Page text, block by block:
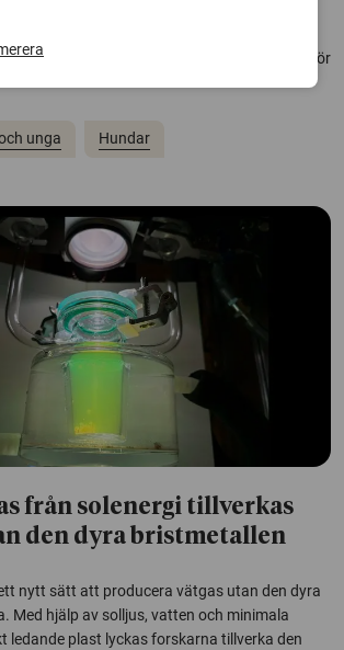
för hundar verkar inte öka den långsiktiga
astma hos barn med astma och
är det förknippat med en något ökad risk för
studie från Karolinska institutet.
unga Hundar
från solenergi tillverkas
den dyra bristmetallen
nytt sätt att producera vätgas utan den dyra
Med hjälp av solljus, vatten och minimala
ledande plast lyckas forskarna tillverka den